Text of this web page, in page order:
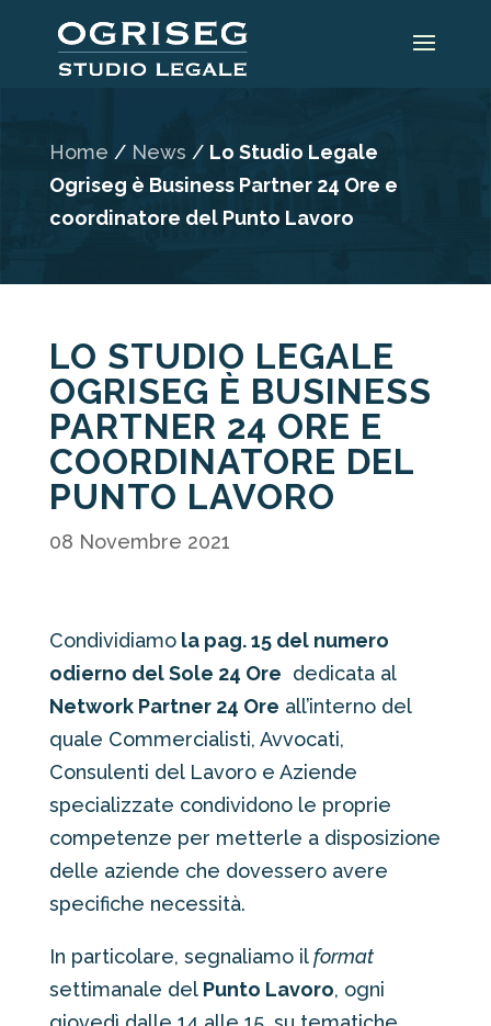
Home / News / Lo Studio Legale
Ogriseg è Business Partner 24 Ore e
coordinatore del Punto Lavoro
LO STUDIO LEGALE
OGRISEG È BUSINESS
PARTNER 24 ORE E
COORDINATORE DEL
PUNTO LAVORO
08 Novembre 2021
Condividiamola pag. 15 del numero
odierno del Sole 24 Ore dedicata al
Network Partner 24 Ore all’interno del
quale Commercialisti, Avvocati,
Consulenti del Lavoro e Aziende
specializzate condividono le proprie
competenze per metterle a disposizione
delle aziende che dovessero avere
specifiche necessità.
In particolare, segnaliamo ilformat
settimanale del Punto Lavoro, ogni